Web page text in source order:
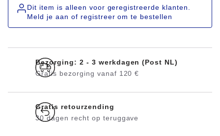
Dit item is alleen voor geregistreerde klanten.
Meld je aan of registreer om te bestellen
Bezorging: 2 - 3 werkdagen (Post NL)
Gratis bezorging vanaf 120 €
Gratis retourzending
30 dagen recht op teruggave